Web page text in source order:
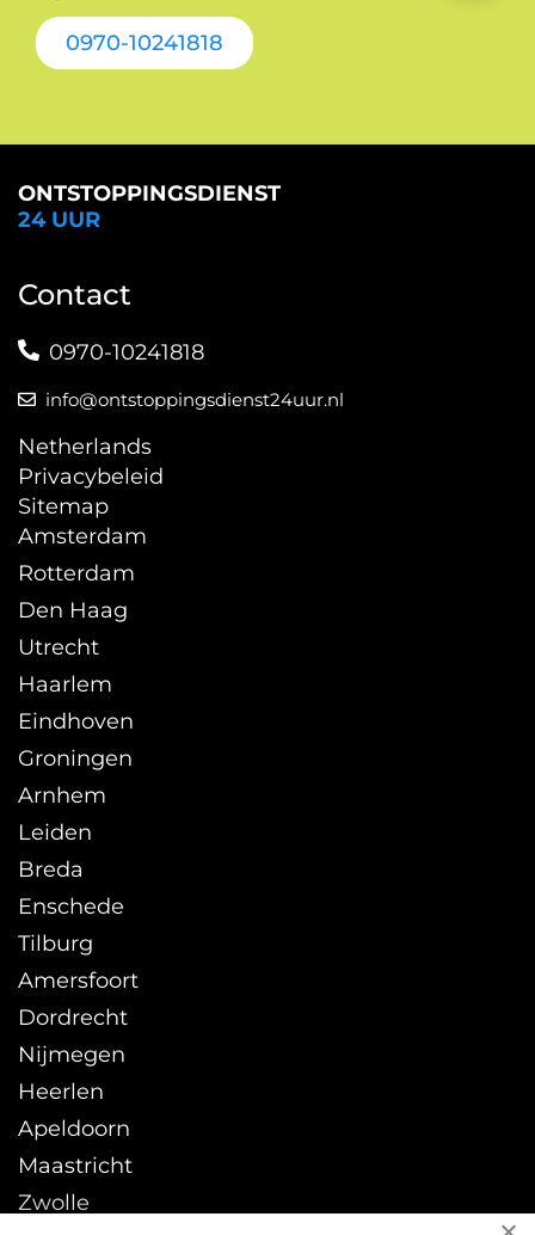
0970-10241818
ONTSTOPPINGSDIENST
24 UUR
Contact
0970-10241818
info@ontstoppingsdienst24uur.nl
Netherlands
Privacybeleid
Sitemap
Amsterdam
Rotterdam
Den Haag
Utrecht
Haarlem
Eindhoven
Groningen
Arnhem
Leiden
Breda
Enschede
Tilburg
Amersfoort
Dordrecht
Nijmegen
Heerlen
Apeldoorn
Maastricht
Zwolle